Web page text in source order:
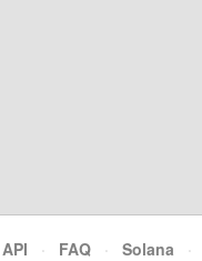
API · FAQ · Solana ·